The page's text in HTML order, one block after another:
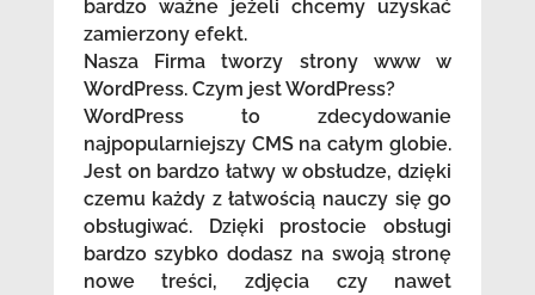
bardzo ważne jeżeli chcemy uzyskać
zamierzony efekt.
Nasza Firma tworzy strony www w
WordPress. Czym jest WordPress?
WordPress to zdecydowanie
najpopularniejszy CMS na całym globie.
Jest on bardzo łatwy w obsłudze, dzięki
czemu każdy z łatwością nauczy się go
obsługiwać. Dzięki prostocie obsługi
bardzo szybko dodasz na swoją stronę
nowe treści, zdjęcia czy nawet